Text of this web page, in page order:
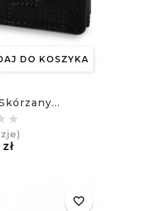
DO KOSZYKA
favorite_border